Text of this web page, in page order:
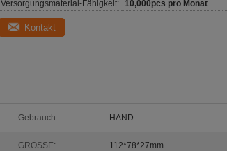
Versorgungsmaterial-Fähigkeit: 10,000pcs pro Monat
Kontakt
Gebrauch: HAND
GRÖSSE: 112*78*27mm